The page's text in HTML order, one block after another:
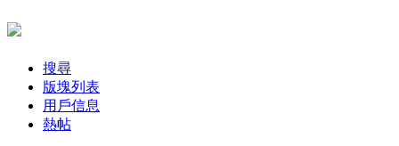
搜尋
版塊列表
用戶信息
熱帖